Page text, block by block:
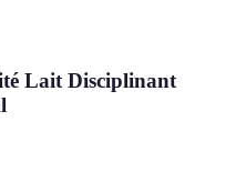
Lait Disciplinant